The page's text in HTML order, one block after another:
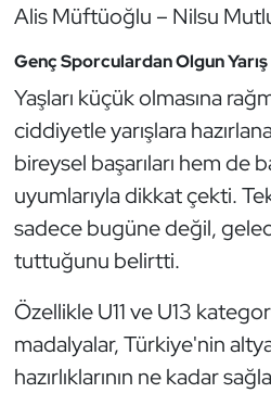
Alis Müftüoğlu – Nilsu
Genç Sporculardan Olgun Yarış
Yaşları küçük olmasına
ciddiyetle yarışlara
bireysel başarıları hem de
uyumlarıyla dikkat çekti.
sadece bugüne değil,
tuttuğunu belirtti.
Özellikle U11 ve U13
madalyalar, Türkiye'nin
hazırlıklarının ne kadar
Masa Tenisi
Motor Sporları
Muay Thai
Okçuluk
Optimist
Oryantiring